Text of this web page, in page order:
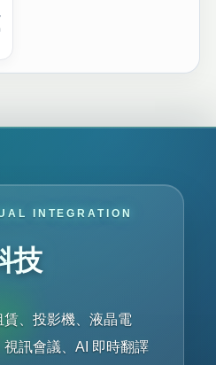
INTEGRATION
技
訊會議、AI 即時翻譯